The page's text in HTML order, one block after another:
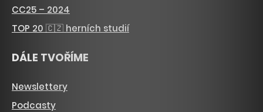
CC25 – 2024
TOP 20 🇨🇿 herních studií
DÁLE TVOŘÍME
Newslettery
Podcasty